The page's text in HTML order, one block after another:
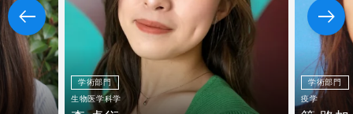
学術部門
生物医学科学
学術部門
疫学